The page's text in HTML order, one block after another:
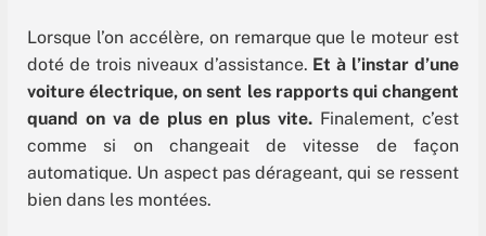
Lorsque l’on accélère, on remarque que le moteur est
doté de trois niveaux d’assistance. Et à l’instar d’une
voiture électrique, on sent les rapports qui changent
quand on va de plus en plus vite. Finalement, c’est
comme si on changeait de vitesse de façon
automatique. Un aspect pas dérageant, qui se ressent
bien dans les montées.